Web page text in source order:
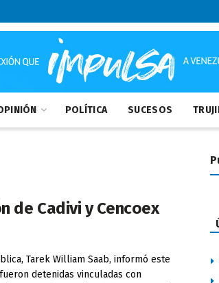
POLÍTICA SUCESOS
de Cadivi y Cencoex
Tarek William Saab, informó este
detenidas vinculadas con